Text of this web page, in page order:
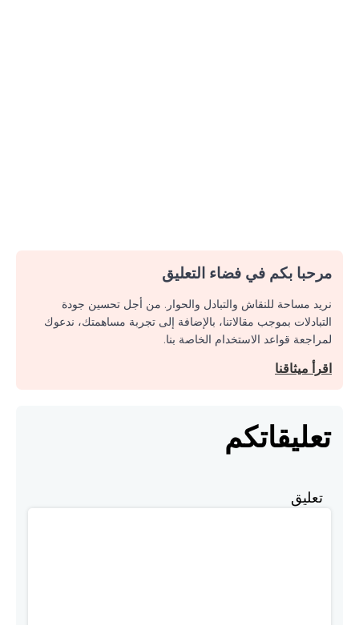
مرحبا بكم في فضاء التعليق
نريد مساحة للنقاش والتبادل والحوار. من أجل تحسين جودة
التبادلات بموجب مقالاتنا، بالإضافة إلى تجربة مساهمتك، ندعوك
لمراجعة قواعد الاستخدام الخاصة بنا.
اقرأ ميثاقنا
تعليقاتكم
تعليق